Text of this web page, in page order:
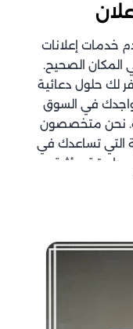
خدمات إعلانات
المكان الصحيح.
لك حلول دعائية
في السوق
نحن متخصصون
التي تساعدك في
مؤثرة.
من الخدمات